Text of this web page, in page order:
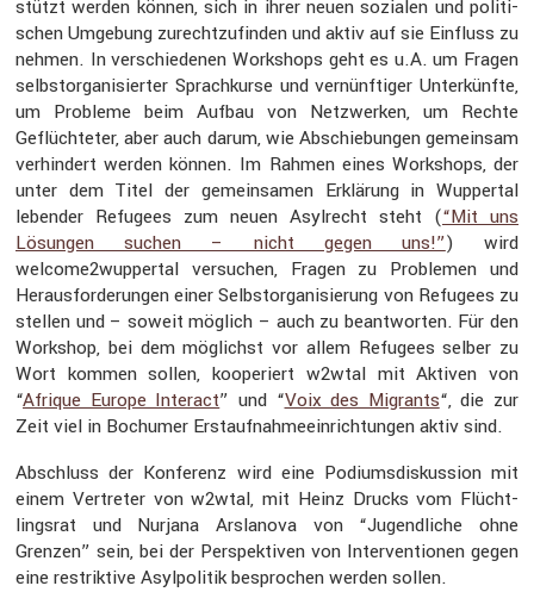
stützt werden können, sich in ihrer neuen sozialen und politi­
schen Umgebung zurecht­zu­finden und aktiv auf sie Einfluss zu
nehmen. In verschie­denen Workshops geht es u.A. um Fragen
selbst­or­ga­ni­sierter Sprach­kurse und vernünf­tiger Unter­künfte,
um Probleme beim Aufbau von Netzwerken, um Rechte
Geflüch­teter, aber auch darum, wie Abschie­bungen gemeinsam
verhin­dert werden können. Im Rahmen eines Workshops, der
unter dem Titel der gemein­samen Erklä­rung in Wuppertal
lebender Refugees zum neuen Asylrecht steht (“Mit uns
Lösungen suchen – nicht gegen uns!”) wird
welcome2wuppertal versu­chen, Fragen zu Problemen und
Heraus­for­de­rungen einer Selbst­or­ga­ni­sie­rung von Refugees zu
stellen und – soweit möglich – auch zu beant­worten. Für den
Workshop, bei dem möglichst vor allem Refugees selber zu
Wort kommen sollen, koope­riert w2wtal mit Aktiven von
“Afrique Europe Interact” und “Voix des Migrants“, die zur
Zeit viel in Bochumer Erstauf­nah­me­ein­rich­tungen aktiv sind.
Abschluss der Konfe­renz wird eine Podiums­dis­kus­sion mit
einem Vertreter von w2wtal, mit Heinz Drucks vom Flücht­
lingsrat und Nurjana Arsla­nova von “Jugend­liche ohne
Grenzen” sein, bei der Perspek­tiven von Inter­ven­tionen gegen
eine restrik­tive Asylpo­litik bespro­chen werden sollen.